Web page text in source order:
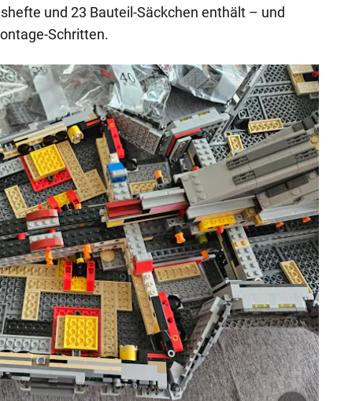
und 23 Bauteil-Säckchen enthält – und
Schritten.